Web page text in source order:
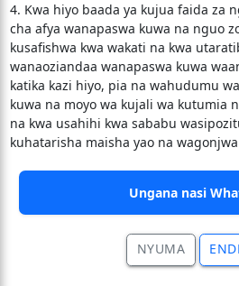
4. Kwa hiyo baada ya kujua faida za
cha afya wanapaswa kuwa na nguo
kusafishwa kwa wakati na kwa
wanaoziandaa wanapaswa kuwa
katika kazi hiyo, pia na wahudumu
kuwa na moyo wa kujali wa kutumia
na kwa usahihi kwa sababu
kuhatarisha maisha yao na
Ungana nasi
NYUMA